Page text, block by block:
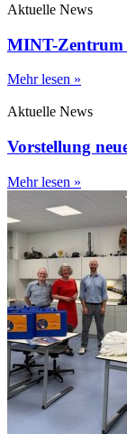
Aktuelle News
MINT-Zentrum
Mehr lesen »
Aktuelle News
Vorstellung
Mehr lesen »